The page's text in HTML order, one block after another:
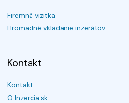
Firemná vizitka
Hromadné vkladanie inzerátov
Kontakt
Kontakt
O Inzercia.sk